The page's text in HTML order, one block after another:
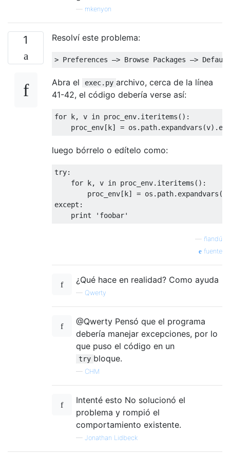
mkenyon
1 Resolví este problema:
> Preferences –> Browse Packages –>
Abra el exec.py archivo, cerca de la línea
41-42, el código debería verse así:
for k, v in proc_env. iteritems ():
    proc_env
[ k] = os . path. expandvars (v).
luego bórrelo o edítelo como:
try:
for k, v in proc_env. iteritems ():
        proc_env
[ k] = os . path. expandvars (
except :
print
'foobar'
ñandú
fuente
¿Qué hace en realidad? Como ayuda
— Qwerty
@Qwerty Pensó que el programa
debería manejar excepciones, por lo
que puso el código en un
try bloque.
— CHM
Intenté esto No solucionó el
problema y rompió el
comportamiento existente.
— Jonathan Lidbeck